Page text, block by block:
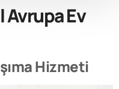
Ev
Hizmeti